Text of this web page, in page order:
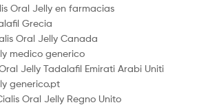
Oral Jelly en farmacias
Grecia
Oral Jelly Canada
medico generico
Jelly Tadalafil Emirati Arabi Uniti
generico.pt
Oral Jelly Regno Unito